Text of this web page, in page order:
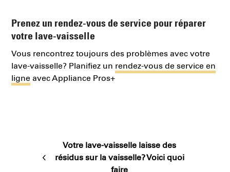
Prenez un rendez-vous de service pour réparer
votre lave-vaisselle
Vous rencontrez toujours des problèmes avec votre
lave-vaisselle? Planifiez un rendez-vous de service en
ligne avec Appliance Pros+
previous
Votre lave-vaisselle laisse des
résidus sur la vaisselle? Voici quoi
faire